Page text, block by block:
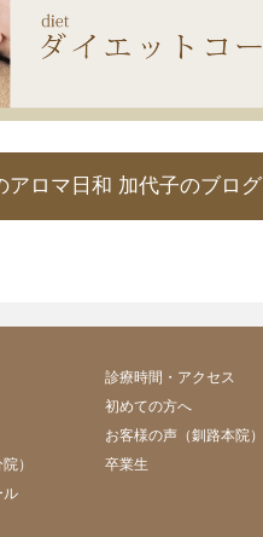
アロマ日和 加代子のブログ
診療時間・アクセス
初めての方へ
お客様の声（釧路本院）
）
卒業生
ル